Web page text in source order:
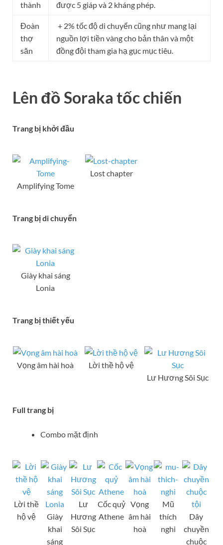
thành
được 5 giáp và 2 kháng phép.
Đoàn
thợ
săn
+ 2% tốc độ di chuyển cũng như mang lại
nguồn lợi tiền vàng cho bản thân và một
đồng đội tham gia hạ gục mục tiêu.
Lên đồ Soraka tốc chiến
Trang bị khởi đầu
Amplifying Tome
Lost chapter
Trang bị di chuyển
Giày khai sáng
Lonia
Trang bị thiết yếu
Vọng âm hài hoà
Lời thề hộ vệ
Lư Hương Sôi Sục
Full trang bị
Combo mặt định
Lời thề
hộ vệ
Giày
khai
sáng
Lư
Hương
Sôi Sục
Cốc quỷ
Athene
Vọng
âm hài
hoà
Mũ
thích
nghi
Dây
chuyền
chuộc